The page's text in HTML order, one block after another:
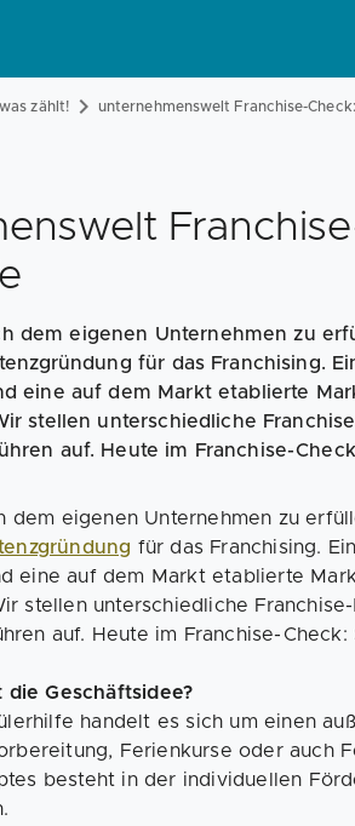
zählt! unternehmenswelt Franchise-
dem eigenen Unternehmen zu
für das Franchising.
eine auf dem Markt etablierte
stellen unterschiedliche
auf. Heute im Franchise-
dem eigenen Unternehmen zu
für das Franchising.
eine auf dem Markt etablierte
stellen unterschiedliche
auf. Heute im Franchise-Check:
Geschäftsidee?
handelt es sich um einen
Ferienkurse oder auch
besteht in der individuellen